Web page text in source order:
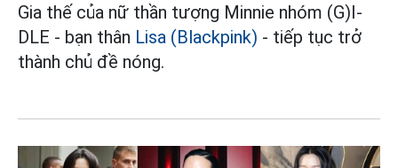
Gia thế của nữ thần tượng Minnie nhóm (G)I-
DLE - bạn thân Lisa (Blackpink) - tiếp tục trở
thành chủ đề nóng.